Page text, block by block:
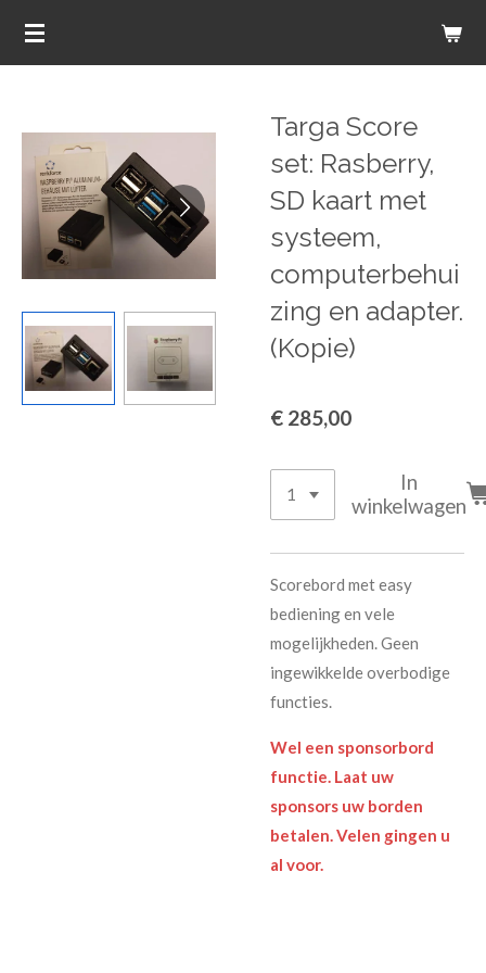
Ga
hoofdinhoud
Targa Score
set: Rasberry,
SD kaart met
systeem,
computerbehui
zing en adapter.
(Kopie)
€ 285,00
In
winkelwagen
Scorebord met easy
bediening en vele
mogelijkheden. Geen
ingewikkelde overbodige
functies.
Wel een sponsorbord
functie. Laat uw
sponsors uw borden
betalen. Velen gingen u
al voor.